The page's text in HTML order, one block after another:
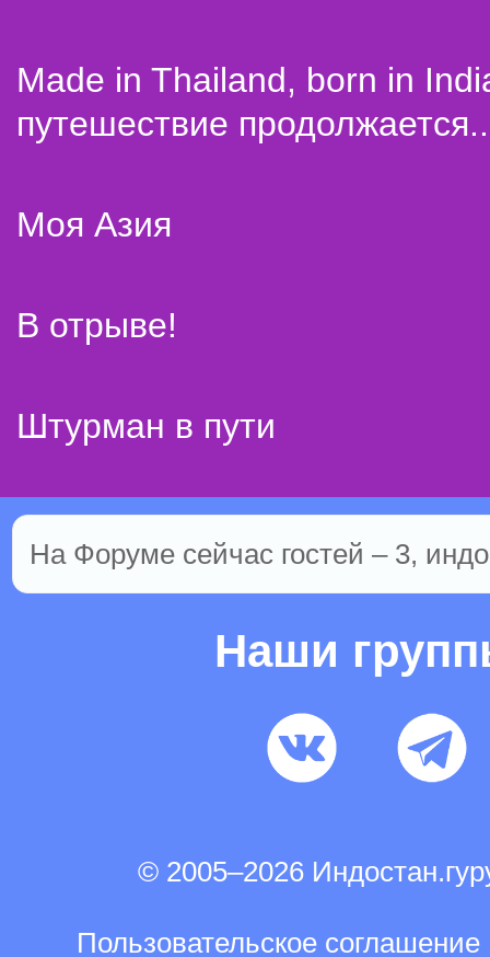
Made in Thailand, born in
путешествие
Моя Азия
В отрыве!
Штурман в пути
На Форуме сейчас гостей – 3,
Наши
© 2005–2026
Пользовательское соглашение